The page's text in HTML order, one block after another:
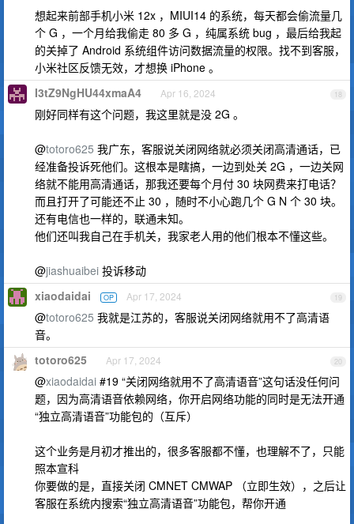
想起来前部手机小米 12x ，MIUI14 的系统，每天都会偷流量几
个 G ，一个月给我偷走 80 多 G ，纯属系统 bug ，最后给我起
的关掉了 Android 系统组件访问数据流量的权限。找不到客服，
小米社区反馈无效，才想换 iPhone 。
18
I3tZ9NgHU44xmaA4 Apr 16, 2024
刚好同样有这个问题，我这里就是没 2G 。
@totoro625 我广东，客服说关闭网络就必须关闭高清通话，已
经准备投诉死他们。这根本是瞎搞，一边到处关 2G ，一边关网
络就不能用高清通话，那我还要每个月付 30 块网费来打电话？
而且打开了可能还不止 30 ，随时不小心跑几个 G N 个 30 块。
还有电信也一样的，联通未知。
他们还叫我自己在手机关，我家老人用的他们根本不懂这些。
@jiashuaibei 投诉移动
19
xiaodaidai OP Apr 17, 2024
@totoro625 我就是江苏的，客服说关闭网络就用不了高清语
音。
20
totoro625 Apr 17, 2024
@xiaodaidai #19 “关闭网络就用不了高清语音”这句话没任何问
题，因为高清语音依赖网络，你开启网络功能的同时是无法开通
“独立高清语音”功能包的（互斥）
这个业务是月初才推出的，很多客服都不懂，也理解不了，只能
照本宣科
你要做的是，直接关闭 CMNET CMWAP （立即生效），之后让
客服在系统内搜索“独立高清语音”功能包，帮你开通